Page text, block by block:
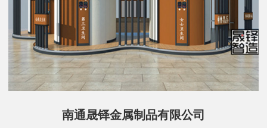
南通晟铎金属制品有限公司